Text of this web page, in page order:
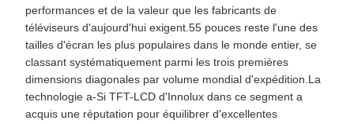
performances et de la valeur que les fabricants de
téléviseurs d'aujourd'hui exigent.55 pouces reste l'une des
tailles d'écran les plus populaires dans le monde entier, se
classant systématiquement parmi les trois premières
dimensions diagonales par volume mondial d'expédition.La
technologie a-Si TFT-LCD d'Innolux dans ce segment a
acquis une réputation pour équilibrer d'excellentes